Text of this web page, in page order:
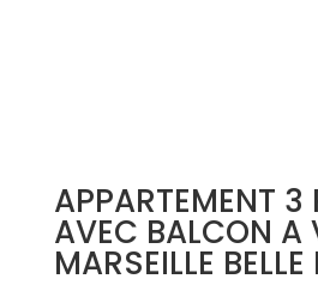
APPARTEMENT 3
AVEC BALCON A
MARSEILLE